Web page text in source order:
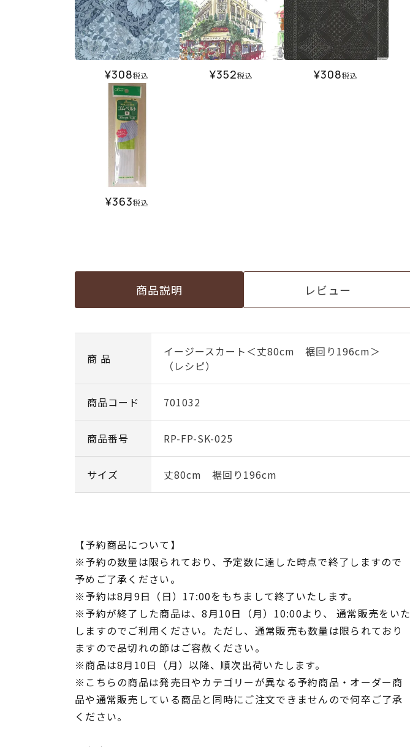
¥308税込 ¥352税込 ¥308税込
¥363税込
商品説明 レビュー
商 品
イージースカート＜丈80cm 裾回り196cm＞
（レシピ）
商品コード 701032
商品番号 RP-FP-SK-025
サイズ 丈80cm 裾回り196cm
【予約商品について】
※予約の数量は限られており、予定数に達した時点で終了しますので
予めご了承ください。
※予約は8月9日（日）17:00をもちまして終了いたします。
※予約が終了した商品は、8月10日（月）10:00より、 通常販売をいた
しますのでご利用ください。ただし、通常販売も数量は限られており
ますので品切れの節はご容赦ください。
※商品は8月10日（月）以降、順次出荷いたします。
※こちらの商品は発売日やカテゴリーが異なる予約商品・オーダー商
品や通常販売している商品と同時にご注文できませんので何卒ご了承
ください。